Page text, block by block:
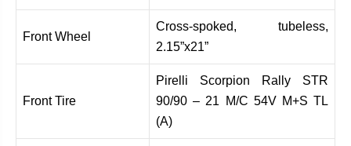
Front Wheel
Cross-spoked, tubeless,
2.15”x21”
Front Tire
Pirelli Scorpion Rally STR
90/90 – 21 M/C 54V M+S TL
(A)